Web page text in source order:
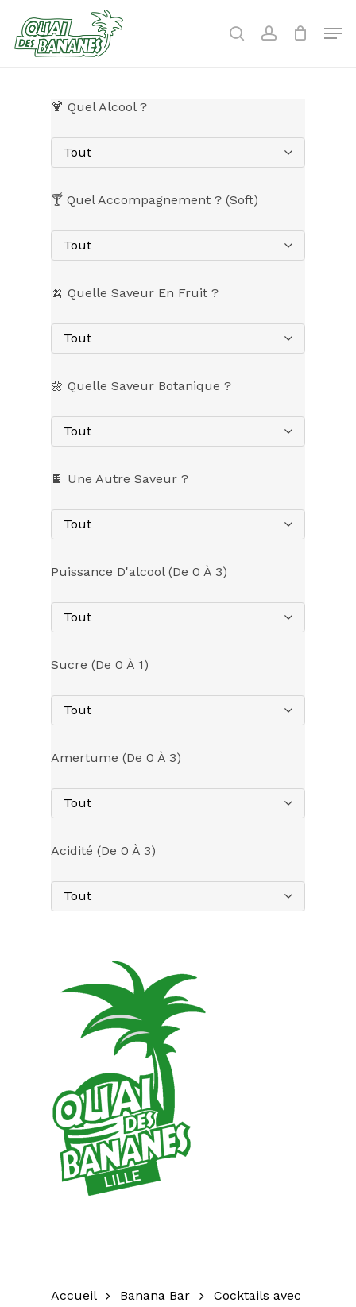
main
content
searchaccount
🍹 Quel Alcool ?
Tout
🍸 Quel Accompagnement ? (Soft)
Tout
🍌 Quelle Saveur En Fruit ?
Tout
🌼 Quelle Saveur Botanique ?
Tout
🍫 Une Autre Saveur ?
Tout
Puissance D'alcool (de 0 À 3)
Tout
Sucre (de 0 À 1)
Tout
Amertume (de 0 À 3)
Tout
Acidité (de 0 À 3)
Tout
Accueil Banana Bar
Cocktails avec